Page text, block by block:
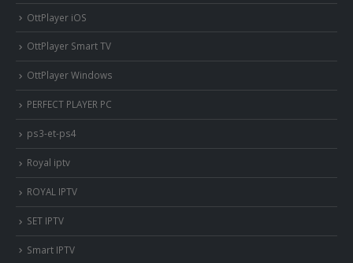
OttPlayer iOS
OttPlayer Smart TV
OttPlayer Windows
PERFECT PLAYER PC
ps3-et-ps4
Royal iptv
ROYAL IPTV
SET IPTV
Smart IPTV